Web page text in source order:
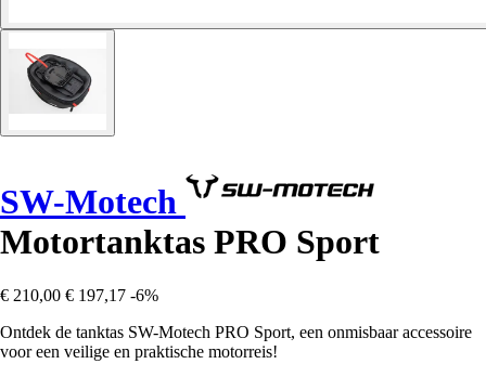
SW-Motech
Motortanktas PRO Sport
€ 210,00 € 197,17 -6%
Ontdek de tanktas SW-Motech PRO Sport, een onmisbaar accessoire
voor een veilige en praktische motorreis!